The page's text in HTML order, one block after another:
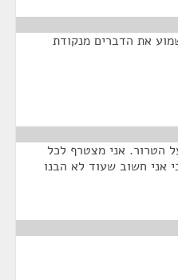
את הדברים מנקודת
הטרור. אני מצטרף לכל
אני חשוב שעוד לא הבנו